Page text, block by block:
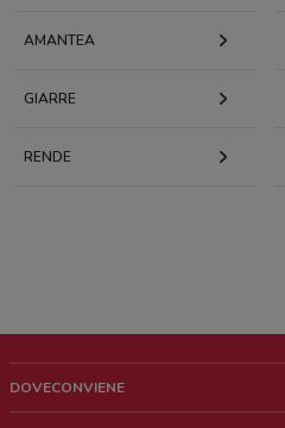
AMANTEA
GIARRE
RENDE
DOVECONVIENE